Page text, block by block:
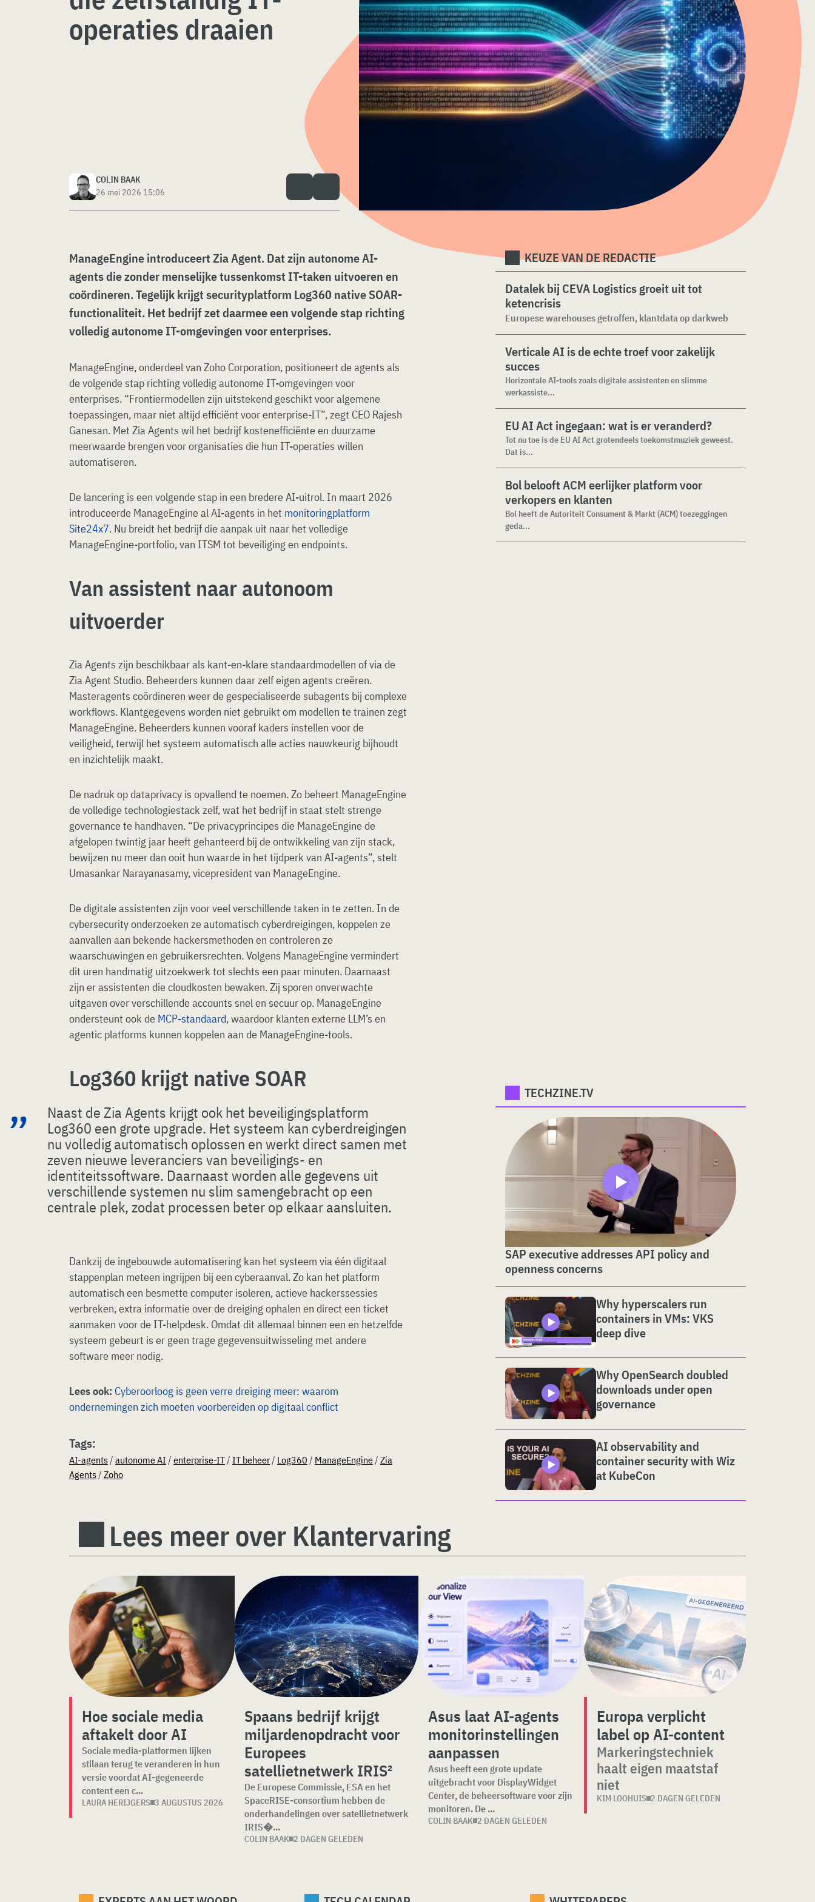
operaties draaien
COLIN BAAK
26 mei 2026 15:06
ManageEngine introduceert Zia Agent. Dat zijn autonome AI-
agents die zonder menselijke tussenkomst IT-taken uitvoeren en
coördineren. Tegelijk krijgt securityplatform Log360 native SOAR-
functionaliteit. Het bedrijfzet daarmee een volgende stap richting
volledig autonome IT-omgevingen voor enterprises.
ManageEngine, onderdeel van Zoho Corporation, positioneert de agents als
de volgende stap richting volledig autonome IT-omgevingen voor
enterprises. “Frontiermodellen zijn uitstekend geschikt voor algemene
toepassingen, maar niet altijd efficiënt voor enterprise-IT”, zegt CEO Rajesh
Ganesan. Met Zia Agents wil het bedrijf kostenefficiënte en duurzame
meerwaarde brengen voor organisaties die hun IT-operaties willen
automatiseren.
De lancering is een volgende stap in een bredere AI-uitrol. In maart 2026
introduceerde ManageEngine al AI-agents in het monitoringplatform
Site24x7. Nu breidt het bedrijf die aanpak uit naar het volledige
ManageEngine-portfolio, van ITSM tot beveiliging en endpoints.
Van assistent naar autonoom
uitvoerder
Zia Agents zijn beschikbaar als kant-en-klare standaardmodellen of via de
Zia Agent Studio. Beheerders kunnen daar zelf eigen agents creëren.
Masteragents coördineren weer de gespecialiseerde subagents bij complexe
workflows. Klantgegevens worden niet gebruikt om modellen te trainen zegt
ManageEngine. Beheerders kunnen vooraf kaders instellen voor de
veiligheid, terwijl het systeem automatisch alle acties nauwkeurig bijhoudt
en inzichtelijk maakt.
De nadruk op dataprivacy is opvallend te noemen. Zo beheert ManageEngine
de volledige technologiestack zelf, wat het bedrijf in staat stelt strenge
governance te handhaven. “De privacyprincipes die ManageEngine de
afgelopen twintig jaar heeft gehanteerd bij de ontwikkeling van zijn stack,
bewijzen nu meer dan ooit hun waarde in het tijdperk van AI-agents”, stelt
Umasankar Narayanasamy, vicepresident van ManageEngine.
De digitale assistenten zijn voor veel verschillende taken in te zetten. In de
cybersecurity onderzoeken ze automatisch cyberdreigingen, koppelen ze
aanvallen aan bekende hackersmethoden en controleren ze
waarschuwingen en gebruikersrechten. Volgens ManageEngine vermindert
dit uren handmatig uitzoekwerk tot slechts een paar minuten. Daarnaast
zijn er assistenten die cloudkosten bewaken. Zij sporen onverwachte
uitgaven over verschillende accounts snel en secuur op. ManageEngine
ondersteunt ook de MCP-standaard, waardoor klanten externe LLM’s en
agentic platforms kunnen koppelen aan de ManageEngine-tools.
Log360 krijgt native SOAR
Naast de Zia Agents krijgt ook het beveiligingsplatform
Log360 een grote upgrade. Het systeem kan cyberdreigingen
nu volledig automatisch oplossen en werkt direct samen met
zeven nieuwe leveranciers van beveiligings- en
identiteitssoftware. Daarnaast worden alle gegevens uit
verschillende systemen nu slim samengebracht op een
centrale plek, zodat processen beter op elkaar aansluiten.
Dankzij de ingebouwde automatisering kan het systeem via één digitaal
stappenplan meteen ingrijpen bij een cyberaanval. Zo kan het platform
automatisch een besmette computer isoleren, actieve hackerssessies
verbreken, extra informatie over de dreiging ophalen en direct een ticket
aanmaken voor de IT-helpdesk. Omdat dit allemaal binnen een en hetzelfde
systeem gebeurt is er geen trage gegevensuitwisseling met andere
software meer nodig.
Lees ook: Cyberoorloog is geen verre dreiging meer: waarom
ondernemingen zich moeten voorbereiden op digitaal conflict
Tags:
AI-agents/ autonome AI / enterprise-IT/ IT beheer/ Log360 / ManageEngine/ Zia
Agents/ Zoho
KEUZE VAN DE REDACTIE
Datalek bij CEVA Logistics groeit uit tot
ketencrisis
Europese warehouses getroffen, klantdata op darkweb
Verticale AI is de echte troef voor zakelijk
succes
Horizontale AI-tools zoals digitale assistenten en slimme
werkassiste...
EU AI Act ingegaan: wat is er veranderd?
Tot nu toe is de EU AI Act grotendeels toekomstmuziek geweest.
Dat is...
Bol belooft ACM eerlijker platform voor
verkopers en klanten
Bol heeft de Autoriteit Consument & Markt (ACM) toezeggingen
geda...
TECHZINE.TV
SAP executive addresses API policy and
openness concerns
Why hyperscalers run
containers in VMs: VKS
deep dive
Why OpenSearch doubled
downloads under open
governance
AI observability and
container security with Wiz
at KubeCon
Lees meer over Klantervaring
Hoe sociale media
aftakelt door AI
Sociale media-platformen lijken
stilaan terug te veranderen in hun
versie voordat AI-gegeneerde
content een c...
LAURA HERIJGERS 3 AUGUSTUS 2026
Spaans bedrijf krijgt
miljardenopdracht voor
Europees
satellietnetwerk IRIS²
De Europese Commissie, ESA en het
SpaceRISE-consortium hebben de
onderhandelingen over satellietnetwerk
IRIS�...
COLIN BAAK 2 DAGEN GELEDEN
Asus laat AI-agents
monitorinstellingen
aanpassen
Asus heeft een grote update
uitgebracht voor DisplayWidget
Center, de beheersoftware voor zijn
monitoren. De ...
COLIN BAAK 2 DAGEN GELEDEN
Europa verplicht
label op AI-content
Markeringstechniek
haalt eigen maatstaf
niet
KIM LOOHUIS 2 DAGEN GELEDEN